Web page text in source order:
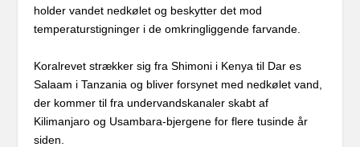
holder vandet nedkølet og beskytter det mod
temperaturstigninger i de omkringliggende farvande.
Koralrevet strækker sig fra Shimoni i Kenya til Dar es
Salaam i Tanzania og bliver forsynet med nedkølet vand,
der kommer til fra undervandskanaler skabt af
Kilimanjaro og Usambara-bjergene for flere tusinde år
siden.